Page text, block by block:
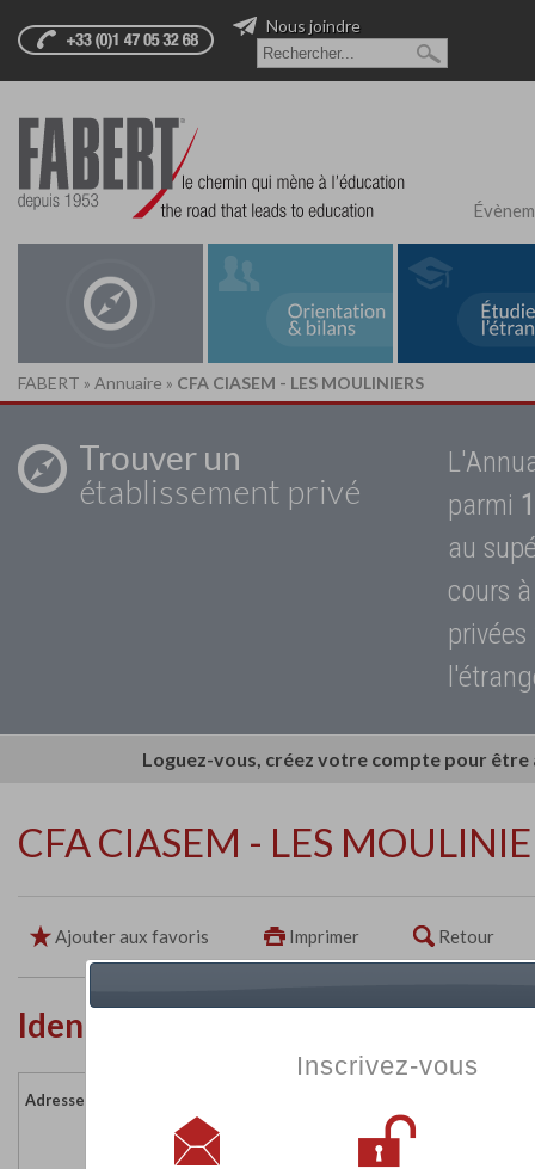
Nous joindre
FABERT » Annuaire » CFA CIASEM - LES MOULINIERS
Trouver un
établissement privé
parmi
au
cours
Loguez-vous, créez votre compte pour
CFA CIASEM - LES
Ajouter aux favoris Imprimer Retour
Identité de l'établissement
Adresse :
42010 ST ETIENNE CEDEX 2
Inscrivez-vous